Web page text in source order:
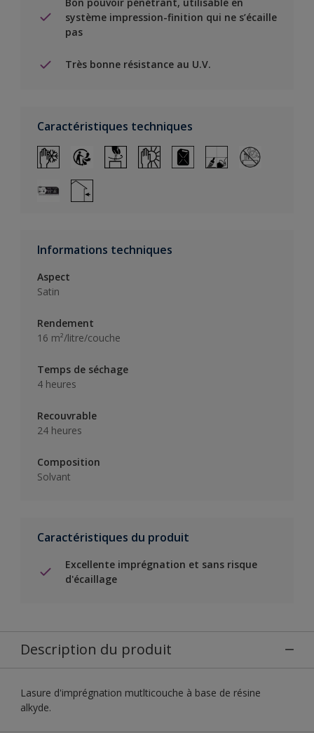
système impression-finition qui ne s’écaille
pas
Très bonne résistance au U.V.
Caractéristiques techniques
Informations techniques
Aspect
Satin
Rendement
16 m²/litre/couche
Temps de séchage
4 heures
Recouvrable
24 heures
Composition
Solvant
Caractéristiques du produit
Excellente imprégnation et sans risque
d'écaillage
Description du produit
Lasure d'imprégnation mutlticouche à base de résine
alkyde.